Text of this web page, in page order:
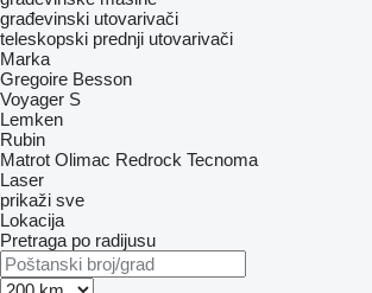
građevinski utovarivači
teleskopski prednji utovarivači
Marka
Gregoire Besson
Voyager S
Lemken
Rubin
Matrot Olimac Redrock Tecnoma
Laser
prikaži sve
Lokacija
Pretraga po radijusu